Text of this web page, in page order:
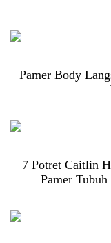
Pamer Body
7 Potret Caitlin
Pamer